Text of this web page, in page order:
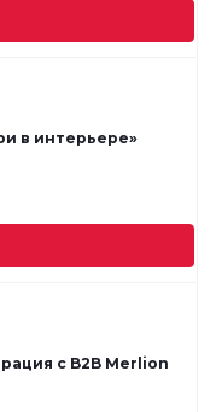
в интерьере»
с B2B Merlion